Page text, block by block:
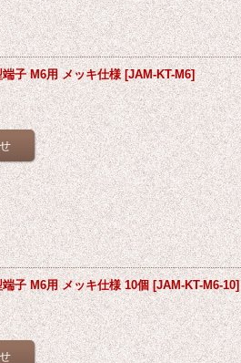
子 M6用 メッキ仕様 [JAM-KT-M6]
子 M6用 メッキ仕様 10個 [JAM-KT-M6-10]